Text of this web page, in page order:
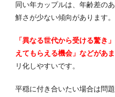
同い年カップルは、年齢差の
鮮さが少ない傾向があります。
「異なる世代から受ける驚き
えてもらえる機会」などがあ
リ化しやすいです。
平穏に付き合いたい場合は問